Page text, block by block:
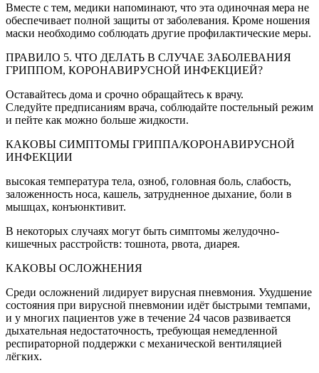
Вместе с тем, медики напоминают, что эта одиночная мера не
обеспечивает полной защиты от заболевания. Кроме ношения
маски необходимо соблюдать другие профилактические меры.
ПРАВИЛО 5. ЧТО ДЕЛАТЬ В СЛУЧАЕ ЗАБОЛЕВАНИЯ
ГРИППОМ, КОРОНАВИРУСНОЙ ИНФЕКЦИЕЙ?
Оставайтесь дома и срочно обращайтесь к врачу.
Следуйте предписаниям врача, соблюдайте постельный режим
и пейте как можно больше жидкости.
КАКОВЫ СИМПТОМЫ ГРИППА/КОРОНАВИРУСНОЙ
ИНФЕКЦИИ
высокая температура тела, озноб, головная боль, слабость,
заложенность носа, кашель, затрудненное дыхание, боли в
мышцах, конъюнктивит.
В некоторых случаях могут быть симптомы желудочно-
кишечных расстройств: тошнота, рвота, диарея.
КАКОВЫ ОСЛОЖНЕНИЯ
Среди осложнений лидирует вирусная пневмония. Ухудшение
состояния при вирусной пневмонии идёт быстрыми темпами,
и у многих пациентов уже в течение 24 часов развивается
дыхательная недостаточность, требующая немедленной
респираторной поддержки с механической вентиляцией
лёгких.